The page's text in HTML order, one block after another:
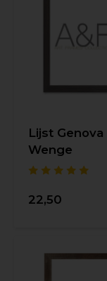
Lijst Genova
Wenge
22,50